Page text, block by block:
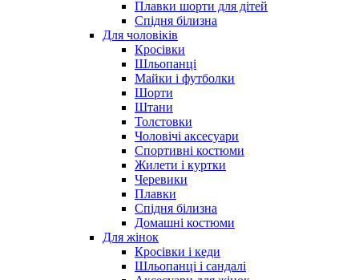
Плавки шорти для дітей
Спідня білизна
Для чоловіків
Кросівки
Шльопанці
Майки і футболки
Шорти
Штани
Толстовки
Чоловічі аксесуари
Спортивні костюми
Жилети і куртки
Черевики
Плавки
Спідня білизна
Домашні костюми
Для жінок
Кросівки і кеди
Шльопанці і сандалі